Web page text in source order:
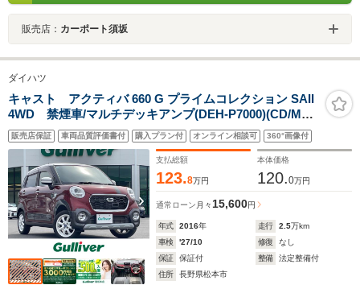
販売店： カーポート須坂
ダイハツ
キャスト アクティバ 660 G プライムコレクション SAII
4WD 禁煙車/マルチデッキアンプ(DEH-P7000)(CD/MD
コントロールCDチューナー)/ETC/ドラレコ/シートヒータ
ー/ステアリングスイッチ/純正フロアマット/LEDヘッドラ
イト/スマートキー
販売店保証 車両品質評価書付 購入プラン付 オンライン相談可 360°画像付
支払総額
123.8万円
本体価格
120.0万円
通常ローン 月々 15,600円
年式 2016年 走行 2.5万km
車検
'27/10 修復
なし
保証
保証付 整備
法定整備付
住所
長野県松本市